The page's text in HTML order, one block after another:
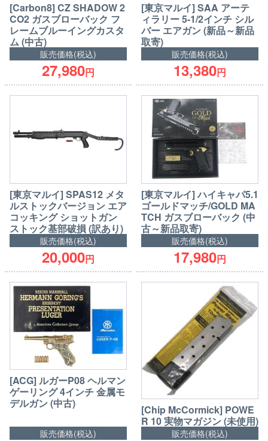
[Carbon8] CZ SHADOW 2
CO2 ガスブローバック フ
レームブルーイングカスタ
ム (中古)
販売価格(税込)
27,980円
[東京マルイ] SAA アーテ
ィラリー 5-1/2インチ シル
バー エアガン (新品～新品
取寄)
販売価格(税込)
13,380円
[東京マルイ] SPAS12 メタ
ルストックバージョン エア
コッキング ショットガン
ストック基部破損 (訳あり)
販売価格(税込)
20,000円
[東京マルイ] ハイキャパ5.1
ゴールドマッチ/GOLD MA
TCH ガスブローバック (中
古～新品取寄)
販売価格(税込)
17,980円
[ACG] ルガーP08 ヘルマン
ゲーリング 4インチ 金属モ
デルガン (中古)
販売価格(税込)
[Chip McCormick] POWE
R 10 実物マガジン (未使用)
販売価格(税込)